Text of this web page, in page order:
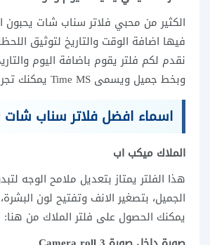
الكثير من محبي فلاتر سناب شات يحبون
فيها اضافة الوقت والتاريخ لتوثيق
نقدم لكم فلتر يقوم باضافة اليوم
وبخط جميل ويسمى Time MS يمكنك تجربته
اسماء افضل فلاتر سناب شات
الملاك ميكب اب
هذا الفلتر يمتاز بتعديل ملامح الوجه
الجميل، بتصغير الانف وتفتيح لون
يمكنك الحصول على فلتر الملاك من هنا: